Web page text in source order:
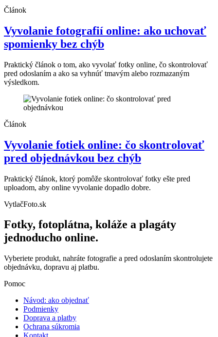
Článok
Vyvolanie fotografií online: ako uchovať
spomienky bez chýb
Praktický článok o tom, ako vyvolať fotky online, čo skontrolovať
pred odoslaním a ako sa vyhnúť tmavým alebo rozmazaným
výsledkom.
Článok
Vyvolanie fotiek online: čo skontrolovať
pred objednávkou bez chýb
Praktický článok, ktorý pomôže skontrolovať fotky ešte pred
uploadom, aby online vyvolanie dopadlo dobre.
VytlačFoto.sk
Fotky, fotoplátna, koláže a plagáty
jednoducho online.
Vyberiete produkt, nahráte fotografie a pred odoslaním skontrolujete
objednávku, dopravu aj platbu.
Pomoc
Návod: ako objednať
Podmienky
Doprava a platby
Ochrana súkromia